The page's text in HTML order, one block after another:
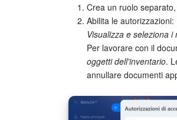
Crea un ruolo
Abilita le autorizzazioni:
Visualizza e seleziona i
Per lavorare con il
oggetti dell'inventario.
annullare documenti